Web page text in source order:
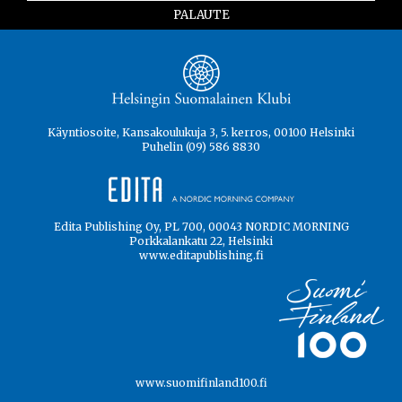
PALAUTE
Käyntiosoite, Kansakoulukuja 3, 5. kerros, 00100 Helsinki
Puhelin (09) 586 8830
Edita Publishing Oy, PL 700, 00043 NORDIC MORNING
Porkkalankatu 22, Helsinki
www.editapublishing.fi
www.suomifinland100.fi